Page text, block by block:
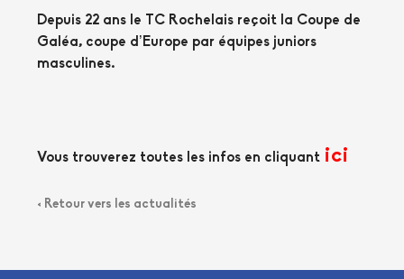
Depuis 22 ans le TC Rochelais reçoit la Coupe de
Galéa, coupe d’Europe par équipes juniors
masculines.
Vous trouverez toutes les infos en cliquant ici
< Retour vers les actualités